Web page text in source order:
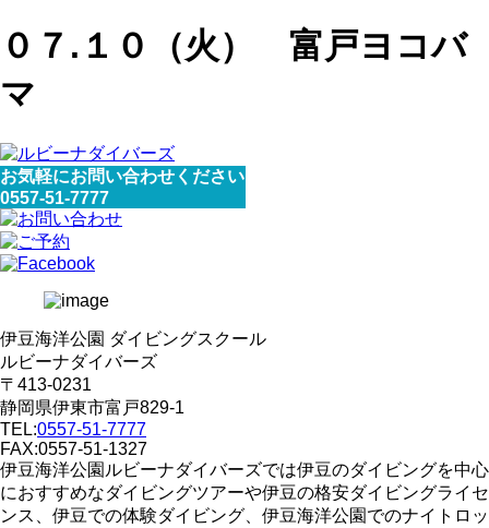
０７.１０（火） 富戸ヨコバ
マ
お気軽にお問い合わせください
0557-51-7777
伊豆海洋公園 ダイビングスクール
ルビーナダイバーズ
〒413-0231
静岡県伊東市富戸829-1
TEL:0557-51-7777
FAX:0557-51-1327
伊豆海洋公園ルビーナダイバーズでは伊豆のダイビングを中心
におすすめなダイビングツアーや伊豆の格安ダイビングライセ
ンス、伊豆での体験ダイビング、伊豆海洋公園でのナイトロッ